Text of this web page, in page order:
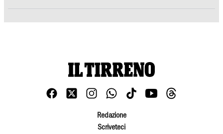
Redazione
Scriveteci